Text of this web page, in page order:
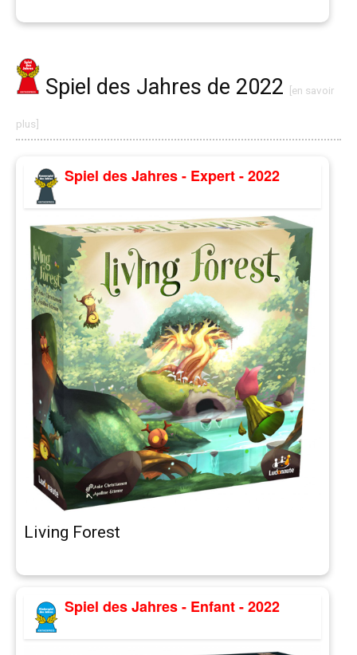
Spiel des Jahres de 2022 [en savoir
plus]
Spiel des Jahres - Expert - 2022
Living Forest
Spiel des Jahres - Enfant - 2022